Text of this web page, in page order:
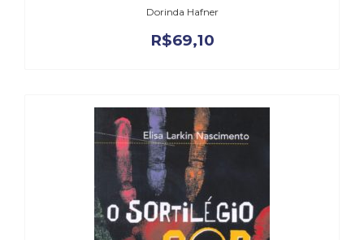
Dorinda Hafner
R$69,10